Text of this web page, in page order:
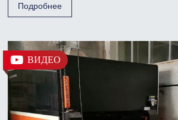
Подробнее
ВИДЕО